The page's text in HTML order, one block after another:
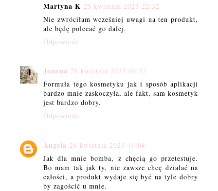
Martyna K 25 kwietnia 2023 22:32
Nie zwróciłam wcześniej uwagi na ten produkt,
ale będę polecać go dalej.
Odpowiedz
Joanna 26 kwietnia 2023 06:22
Formuła tego kosmetyku jak i sposób aplikacji
bardzo mnie zaskoczyła, ale fakt, sam kosmetyk
jest bardzo dobry.
Odpowiedz
Angela 26 kwietnia 2023 16:04
Jak dla mnie bomba, z chęcią go przetestuje.
Bo mam tak jak ty, nie zawsze chcę działać na
całości, a produkt wydaje się być na tyle dobry
by zagościć u mnie.